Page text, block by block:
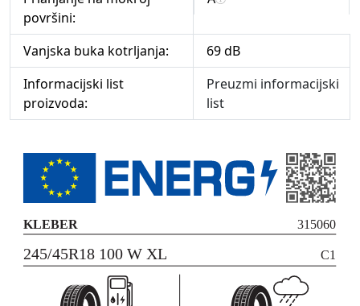
površini:
Vanjska buka kotrljanja:
69 dB
Informacijski list
proizvoda:
Preuzmi informacijski
list